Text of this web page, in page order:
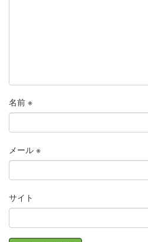
名前 ※
メール ※
サイト